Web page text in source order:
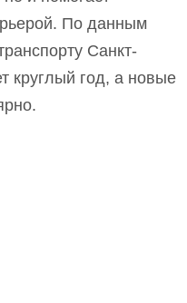
По данным
Санкт-
круглый год, а новые